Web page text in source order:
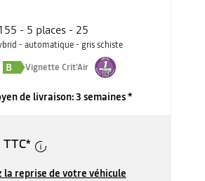
- 5 places - 25
- automatique - gris schiste
B Vignette Crit'Air
de livraison: 3 semaines *
TTC*
la reprise de votre véhicule